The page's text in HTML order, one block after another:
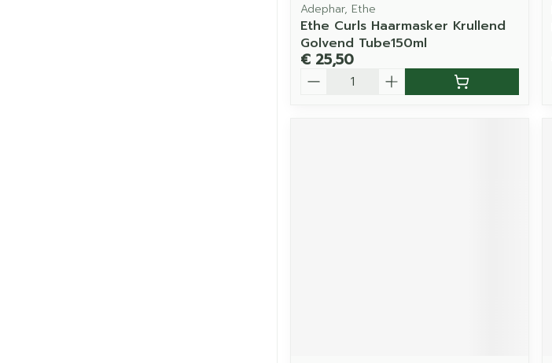
Adephar, Ethe
Ethe Curls Haarmasker Krullend
Golvend Tube150ml
€ 25,50